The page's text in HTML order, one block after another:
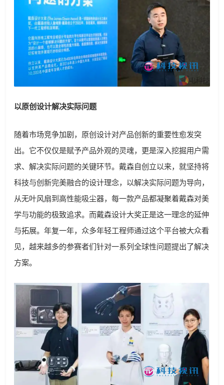
以原创设计解决实际问题
随着市场竞争加剧，原创设计对产品创新的重要性愈发突
出。它不仅仅是赋予产品外观的灵魂，更是深入挖掘用户需
求、解决实际问题的关键环节。戴森自创立以来，就坚持将
科技与创新完美融合的设计理念，以解决实际问题为导向，
从无叶风扇到高性能吸尘器，每一款产品都凝聚着戴森对美
学与功能的极致追求。而戴森设计大奖正是这一理念的延伸
与拓展。年复一年，众多年轻工程师通过这个平台被大众看
见，越来越多的参赛者们针对一系列全球性问题提出了解决
方案。